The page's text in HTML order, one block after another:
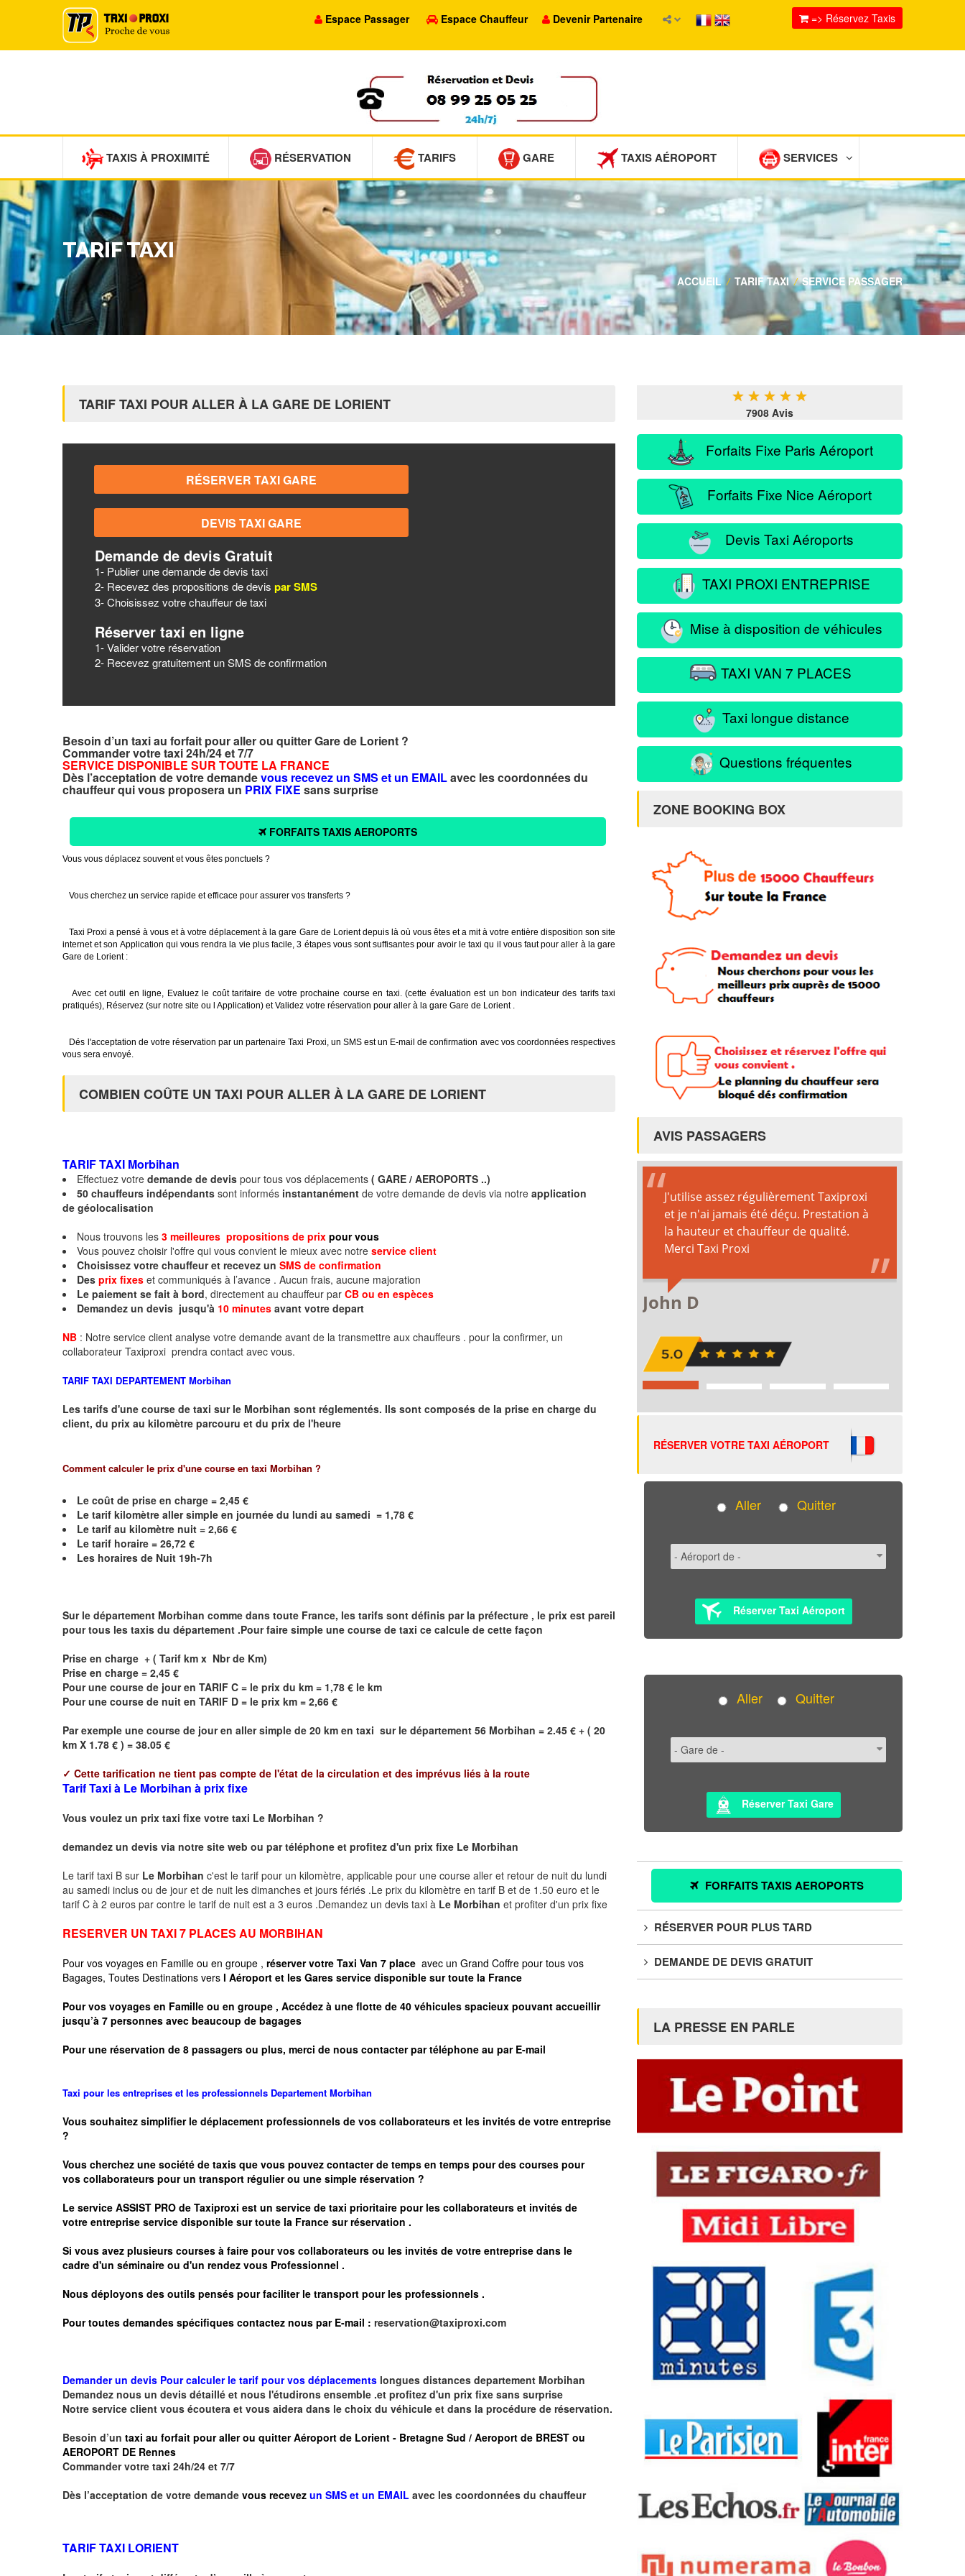
Espace Passager Espace Chauffeur Devenir Partenaire => Réservez Taxis
TAXIS À PROXIMITÉ RÉSERVATION TARIFS GARE TAXIS AÉROPORT SERVICES
TARIF TAXI
ACCUEIL / TARIF TAXI / SERVICE PASSAGER
TARIF TAXI POUR ALLER À LA GARE DE LORIENT
Demande de devis Gratuit
1- Publier une demande de devis taxi
2- Recevez des propositions de devis par SMS
3- Choisissez votre chauffeur de taxi
Réserver taxi en ligne
1- Valider votre réservation
2- Recevez gratuitement un SMS de confirmation
Besoin d’un taxi au forfait pour aller ou quitter Gare de Lorient ?
Commander votre taxi 24h/24 et 7/7
SERVICE DISPONIBLE SUR TOUTE LA FRANCE
Dès l’acceptation de votre demandevous recevez un SMS et un EMAILavec les coordonnées du
chauffeur qui vous proposera un PRIX FIXE sans surprise
FORFAITS TAXIS AEROPORTS
Vous vous déplacez souvent et vous êtes ponctuels ?
Vous cherchez un service rapide et efficace pour assurer vos transferts ?
Taxi Proxi a pensé à vous et à votre déplacement à la gare Gare de Lorient depuis là où vous êtes et a mit à votre entière disposition son site
internet et son Application qui vous rendra la vie plus facile, 3 étapes vous sont suffisantes pour avoir le taxi qu il vous faut pour aller à la gare
Gare de Lorient :
Avec cet outil en ligne, Evaluez le coût tarifaire de votre prochaine course en taxi. (cette évaluation est un bon indicateur des tarifs taxi
pratiqués), Réservez (sur notre site ou l Application) et Validez votre réservation pour aller à la gare Gare de Lorient .
Dés l'acceptation de votre réservation par un partenaire Taxi Proxi, un SMS est un E-mail de confirmation avec vos coordonnées respectives
vous sera envoyé.
COMBIEN COÛTE UN TAXI POUR ALLER À LA GARE DE LORIENT
TARIF TAXI Morbihan
Effectuez votre demande de devis pour tous vos déplacements ( GARE / AEROPORTS ..)
50 chauffeurs indépendants sont informés instantanément de votre demande de devis via notre application
de géolocalisation
Nous trouvons les 3 meilleures propositions de prix pour vous
Vous pouvez choisir l'offre qui vous convient le mieux avec notre service client
Choisissez votre chauffeur et recevez un SMS de confirmation
Des prix fixes et communiqués à l’avance . Aucun frais, aucune majoration
Le paiement se fait à bord, directement au chauffeur par CB ou en espèces
Demandez un devis jusqu'à 10 minutes avant votre depart
NB : Notre service client analyse votre demande avant de la transmettre aux chauffeurs . pour la confirmer, un
collaborateur Taxiproxi prendra contact avec vous.
TARIF TAXI DEPARTEMENT Morbihan
Les tarifs d'une course de taxi sur le Morbihan sont réglementés. Ils sont composés de la prise en charge du
client, du prix au kilomètre parcouru et du prix de l'heure
Comment calculer le prix d'une course en taxi Morbihan ?
Le coût de prise en charge = 2,45 €
Le tarif kilomètre aller simple en journée du lundi au samedi = 1,78 €
Le tarif au kilomètre nuit = 2,66 €
Le tarif horaire = 26,72 €
Les horaires de Nuit 19h-7h
Sur le département Morbihan comme dans toute France, les tarifs sont définis par la préfecture , le prix est pareil
pour tous les taxis du département .Pour faire simple une course de taxi ce calcule de cette façon
Prise en charge + ( Tarif km x Nbr de Km)
Prise en charge = 2,45 €
Pour une course de jour en TARIF C = le prix du km = 1,78 € le km
Pour une course de nuit en TARIF D = le prix km = 2,66 €
Par exemple une course de jour en aller simple de 20 km en taxi sur le département 56 Morbihan = 2.45 € + ( 20
km X 1.78 € ) = 38.05 €
✓ Cette tarification ne tient pas compte de l'état de la circulation et des imprévus liés à la route
Tarif Taxi à Le Morbihan à prix fixe
Vous voulez un prix taxi fixe votre taxi Le Morbihan ?
demandez un devis via notre site web ou par téléphone et profitez d'un prix fixe Le Morbihan
Le tarif taxi B sur Le Morbihan c'est le tarif pour un kilomètre, applicable pour une course aller et retour de nuit du lundi
au samedi inclus ou de jour et de nuit les dimanches et jours fériés .Le prix du kilomètre en tarif B et de 1.50 euro et le
tarif C à 2 euros par contre le tarif de nuit est a 3 euros .Demandez un devis taxi à Le Morbihan et profiter d'un prix fixe
RESERVER UN TAXI 7 PLACES AU MORBIHAN
Pour vos voyages en Famille ou en groupe , réserver votre Taxi Van 7 place avec un Grand Coffre pour tous vos
Bagages, Toutes Destinations vers l Aéroport et les Gares service disponible sur toute la France
Pour vos voyages en Famille ou en groupe , Accédez à une flotte de 40 véhicules spacieux pouvant accueillir
jusqu’à 7 personnes avec beaucoup de bagages
Pour une réservation de 8 passagers ou plus, merci de nous contacter par téléphone au par E-mail
Taxi pour les entreprises et les professionnels Departement Morbihan
Vous souhaitez simplifier le déplacement professionnels de vos collaborateurs et les invités de votre entreprise
?
Vous cherchez une société de taxis que vous pouvez contacter de temps en temps pour des courses pour
vos collaborateurs pour un transport régulierou une simple réservation ?
Le service ASSIST PRO de Taxiproxi est un service de taxi prioritaire pour les collaborateurs et invités de
votre entreprise service disponible sur toute la France sur réservation .
Si vous avez plusieurs courses à faire pour vos collaborateurs ou les invités de votre entreprise dans le
cadre d'un séminaire ou d'un rendez vous Professionnel .
Nous déployons des outils pensés pour faciliter le transport pour les professionnels .
Pour toutes demandes spécifiques contactez nous par E-mail : reservation@taxiproxi.com
Demander un devis Pour calculer le tarif pour vos déplacements longues distances departement Morbihan
Demandez nous un devis détaillé et nous l'étudirons ensemble .et profitez d'un prix fixe sans surprise
Notre service client vous écoutera et vous aidera dans le choix du véhicule et dans la procédure de réservation.
Besoin d’un taxi au forfait pour aller ou quitter Aéroport de Lorient - Bretagne Sud / Aeroport de BREST ou
AEROPORT DE Rennes
Commander votre taxi 24h/24 et 7/7
Dès l’acceptation de votre demande vous recevez un SMS et un EMAIL avec les coordonnées du chauffeur
TARIF TAXI LORIENT
★ ★ ★ ★ ★
7908 Avis
Forfaits Fixe Paris Aéroport
Forfaits Fixe Nice Aéroport
Devis Taxi Aéroports
TAXI PROXI ENTREPRISE
Mise à disposition de véhicules
TAXI VAN 7 PLACES
Taxi longue distance
Questions fréquentes
ZONE BOOKING BOX
AVIS PASSAGERS
RÉSERVER VOTRE TAXI AÉROPORT
Aller Quitter
Réserver Taxi Aéroport
Aller Quitter
Réserver Taxi Gare
FORFAITS TAXIS AEROPORTS
RÉSERVER POUR PLUS TARD
DEMANDE DE DEVIS GRATUIT
LA PRESSE EN PARLE